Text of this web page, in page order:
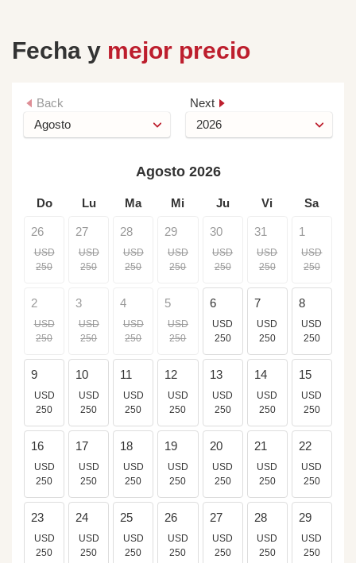
Fecha y mejor precio
Back Next
Agosto 2026
Do Lu Ma Mi Ju Vi Sa
26
USD
250
27
USD
250
28
USD
250
29
USD
250
30
USD
250
31
USD
250
1
USD
250
2
USD
250
3
USD
250
4
USD
250
5
USD
250
6
USD
250
7
USD
250
8
USD
250
9
USD
250
10
USD
250
11
USD
250
12
USD
250
13
USD
250
14
USD
250
15
USD
250
16
USD
250
17
USD
250
18
USD
250
19
USD
250
20
USD
250
21
USD
250
22
USD
250
23
USD
250
24
USD
250
25
USD
250
26
USD
250
27
USD
250
28
USD
250
29
USD
250